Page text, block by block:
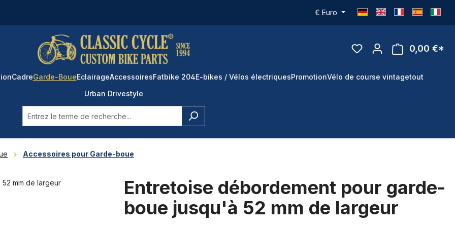
€ Euro
0,00 €*
CadreGarde-BoueEclairageAccessoiresFatbike 204E-bikes / Vélos électriquesPromotionVélo de course vintagetout
Urban Drivestyle
Accessoires pour Garde-boue
Entretoise débordement pour garde-
boue jusqu'à 52 mm de largeur